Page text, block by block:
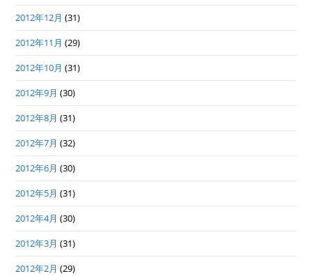
2012年12月 (31)
2012年11月 (29)
2012年10月 (31)
2012年9月 (30)
2012年8月 (31)
2012年7月 (32)
2012年6月 (30)
2012年5月 (31)
2012年4月 (30)
2012年3月 (31)
2012年2月 (29)